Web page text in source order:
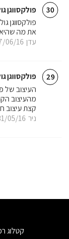
30 פולקסווגן
עדן 06/16
פולקסווגן
את מה שהיא
29 פולקסווגן גולף
ניר 05/16
מהעיצוב
קצת עיצוב
קטלוג